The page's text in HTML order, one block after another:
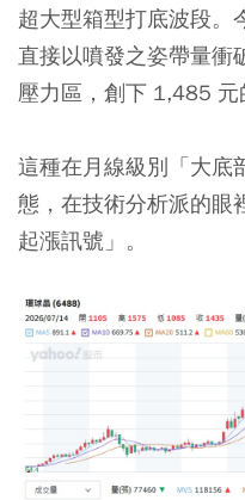
超大型箱型打底波段。
直接以噴發之姿帶量衝
壓力區，創下 1,485 元
這種在月線級別「大底
態，在技術分析派的眼
起漲訊號」。